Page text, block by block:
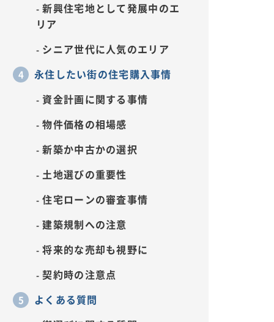
新興住宅地として発展中のエ
リア
シニア世代に人気のエリア
永住したい街の住宅購入事情
資金計画に関する事情
物件価格の相場感
新築か中古かの選択
土地選びの重要性
住宅ローンの審査事情
建築規制への注意
将来的な売却も視野に
契約時の注意点
よくある質問